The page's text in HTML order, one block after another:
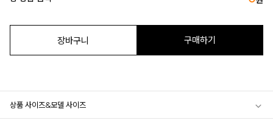
장바구니 구매하기
상품 사이즈&모델 사이즈